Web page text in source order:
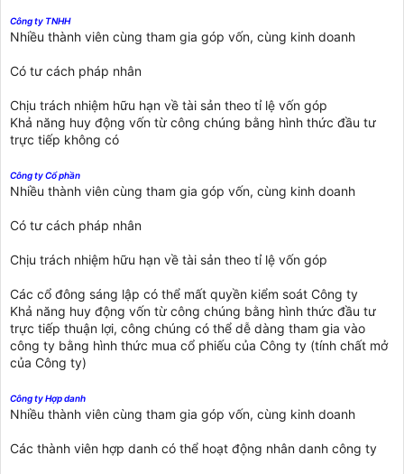
Công ty TNHH
Nhiều thành viên cùng tham gia góp vốn, cùng kinh doanh
Có tư cách pháp nhân
Chịu trách nhiệm hữu hạn về tài sản theo tỉ lệ vốn góp
Khả năng huy động vốn từ công chúng bằng hình thức đầu tư
trực tiếp không có
Công ty Cổ phần
Nhiều thành viên cùng tham gia góp vốn, cùng kinh doanh
Có tư cách pháp nhân
Chịu trách nhiệm hữu hạn về tài sản theo tỉ lệ vốn góp
Các cổ đông sáng lập có thể mất quyền kiểm soát Công ty
Khả năng huy động vốn từ công chúng bằng hình thức đầu tư
trực tiếp thuận lợi, công chúng có thể dễ dàng tham gia vào
công ty bằng hình thức mua cổ phiếu của Công ty (tính chất mở
của Công ty)
Công ty Hợp danh
Nhiều thành viên cùng tham gia góp vốn, cùng kinh doanh
Các thành viên hợp danh có thể hoạt động nhân danh công ty